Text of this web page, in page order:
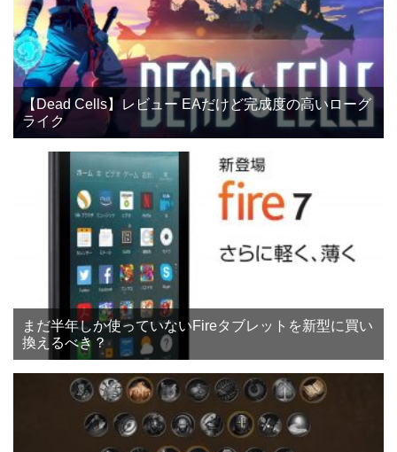
【Dead Cells】レビュー EAだけど完成度の高いローグ
ライク
まだ半年しか使っていないFireタブレットを新型に買い
換えるべき？